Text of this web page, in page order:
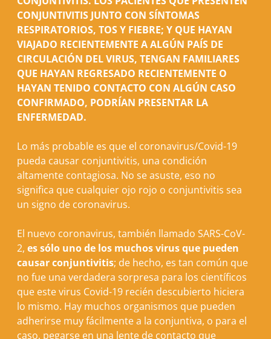
CONJUNTIVITIS JUNTO CON SÍNTOMAS
RESPIRATORIOS, TOS Y FIEBRE; Y QUE HAYAN
VIAJADO RECIENTEMENTE A ALGÚN PAÍS DE
CIRCULACIÓN DEL VIRUS, TENGAN FAMILIARES
QUE HAYAN REGRESADO RECIENTEMENTE O
HAYAN TENIDO CONTACTO CON ALGÚN CASO
CONFIRMADO, PODRÍAN PRESENTAR LA
ENFERMEDAD.
Lo más probable es que el coronavirus/Covid-19
pueda causar conjuntivitis, una condición
altamente contagiosa. No se asuste, eso no
significa que cualquier ojo rojo o conjuntivitis sea
un signo de coronavirus.
El nuevo coronavirus, también llamado SARS-CoV-
2, es sólo uno de los muchos virus que pueden
causar conjuntivitis; de hecho, es tan común que
no fue una verdadera sorpresa para los científicos
que este virus Covid-19 recién descubierto hiciera
lo mismo. Hay muchos organismos que pueden
adherirse muy fácilmente a la conjuntiva, o para el
caso, pegarse en una lente de contacto que